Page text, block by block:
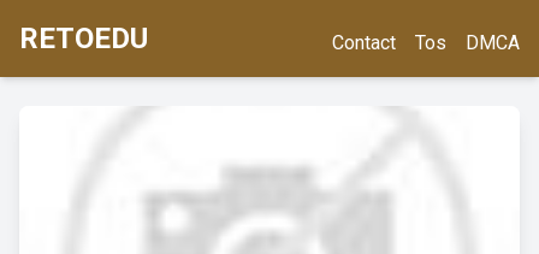
RETOEDU Contact Tos DMCA